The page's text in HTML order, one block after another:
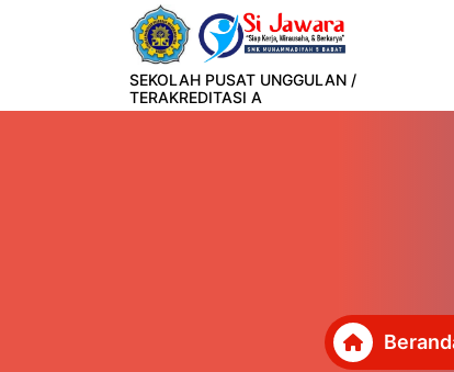
SEKOLAH PUSAT UNGGULAN /
TERAKREDITASI A